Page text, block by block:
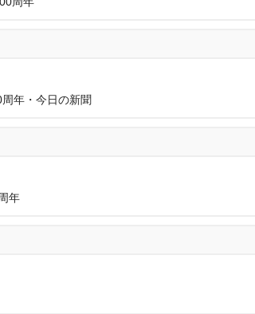
年・今日の新聞
年